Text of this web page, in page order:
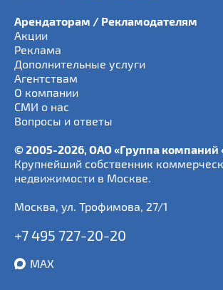
Арендаторам / Рекламодателям
Акции
Реклама
Дополнительные услуги
Агентствам
О компании
СМИ о нас
Вопросы и ответы
© 2005-2026, ОАО «Группа
Крупнейший собственник
недвижимости в Москве.
Москва, ул. Трофимова, 27/1
+7 495 727-20-20
MAX